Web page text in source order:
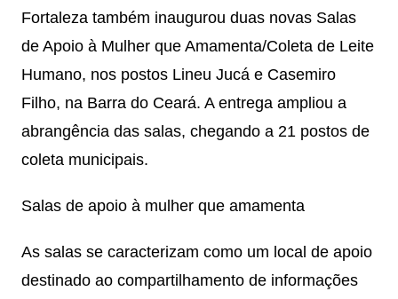
Fortaleza também inaugurou duas novas Salas
de Apoio à Mulher que Amamenta/Coleta de Leite
Humano, nos postos Lineu Jucá e Casemiro
Filho, na Barra do Ceará. A entrega ampliou a
abrangência das salas, chegando a 21 postos de
coleta municipais.
Salas de apoio à mulher que amamenta
As salas se caracterizam como um local de apoio
destinado ao compartilhamento de informações